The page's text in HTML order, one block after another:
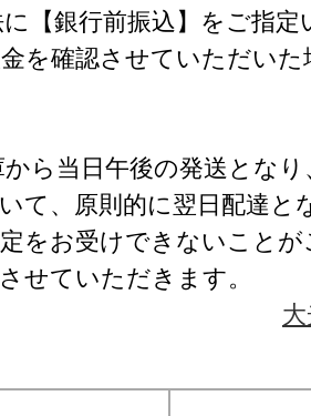
【銀行前振込】をご指定
を確認させていただいた
ら当日午後の発送となり
て、原則的に翌日配達と
をお受けできないこと
せていただきます。